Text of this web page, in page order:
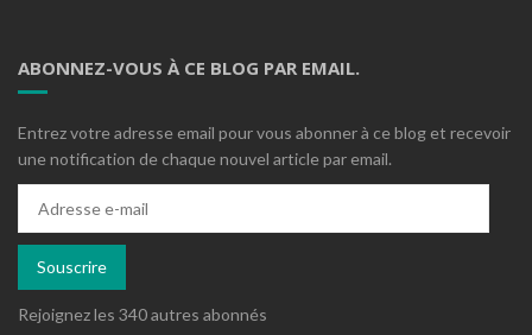
ABONNEZ-VOUS À CE BLOG PAR EMAIL.
Entrez votre adresse email pour vous abonner à ce blog et recevoir
une notification de chaque nouvel article par email.
mail
Souscrire
Rejoignez les 340 autres abonnés